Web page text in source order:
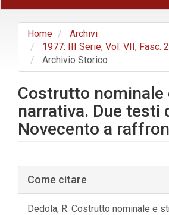
Home
Archivi
1977: III Serie, Vol. VII, Fasc. 2
Archivio Storico
Costrutto
narrativa. Due testi
Novecento a
Barra
laterale
dell'articolo
Come citare
Dedola, R. Costrutto nominale e